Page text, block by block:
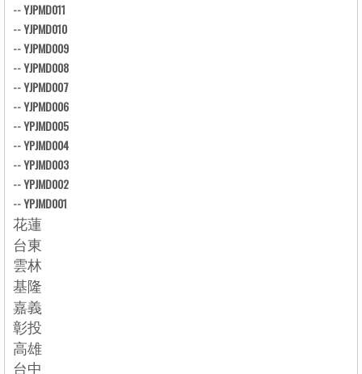
--YJPMD011
--YJPMD010
--YJPMD009
--YJPMD008
--YJPMD007
--YJPMD006
--YPJMD005
--YPJMD004
--YPJMD003
--YPJMD002
--YPJMD001
花蓮
台東
雲林
基隆
嘉義
彰投
高雄
台中